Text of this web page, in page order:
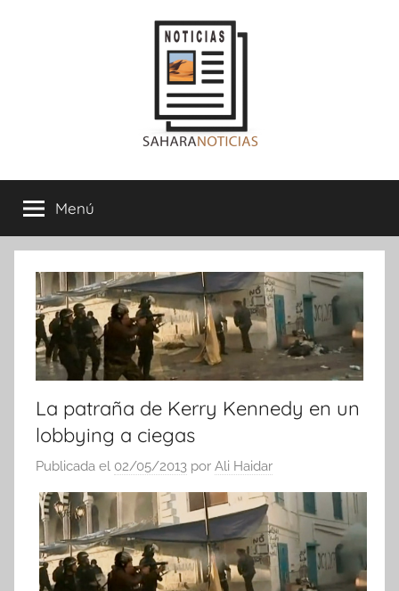
Sahara
Noticias
Menú
La patraña de Kerry Kennedy en un
lobbying a ciegas
Publicada el 02/05/2013 por Ali Haidar